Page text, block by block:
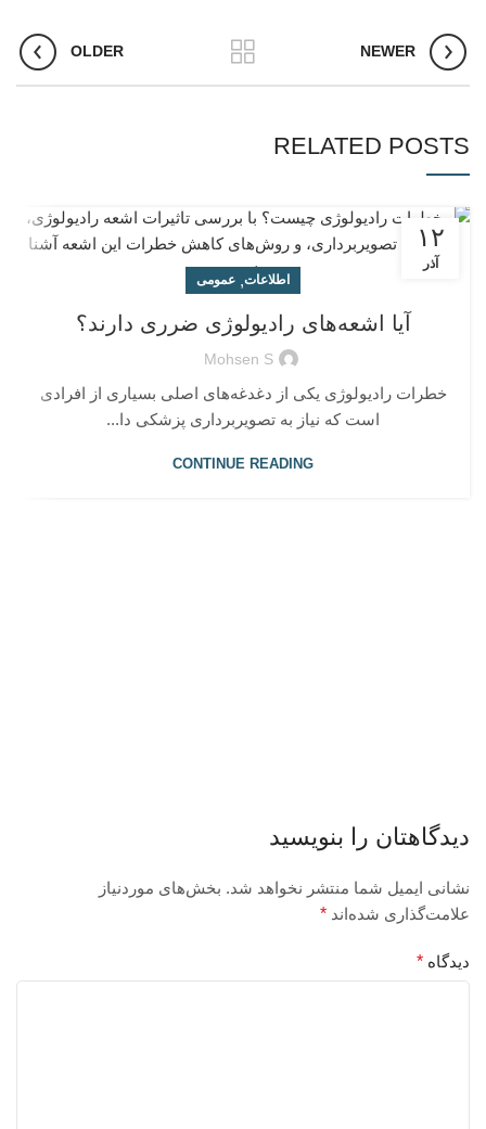
NEWER
OLDER
RELATED POSTS
۱۲
آذر
اطلاعات, عمومی
آیا اشعه‌های رادیولوژی ضرری دارند؟
Mohsen S
خطرات رادیولوژی یکی از دغدغه‌های اصلی بسیاری از افرادی
است که نیاز به تصویربرداری پزشکی دا...
CONTINUE READING
دیدگاهتان را بنویسید
نشانی ایمیل شما منتشر نخواهد شد. بخش‌های موردنیاز
علامت‌گذاری شده‌اند *
دیدگاه *